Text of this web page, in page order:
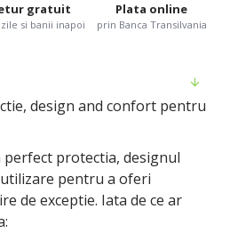
gratuit
zile si banii inapoi
Plata online
prin Banca Transilvania
design and confort pentru
perfect protectia, designul
pentru a oferi
de exceptie. Iata de ce ar